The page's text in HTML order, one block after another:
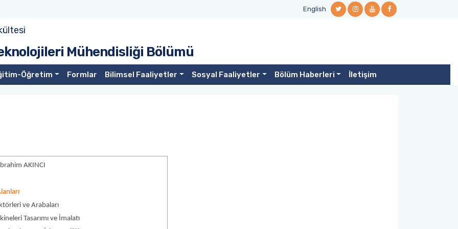
English
Mühendisliği Bölümü
Öğretim Formlar Bilimsel Faaliyetler Sosyal Faaliyetler Bölüm Haberleri İletişim
AKINCI
ve Arabaları
Tasarımı ve İmalatı